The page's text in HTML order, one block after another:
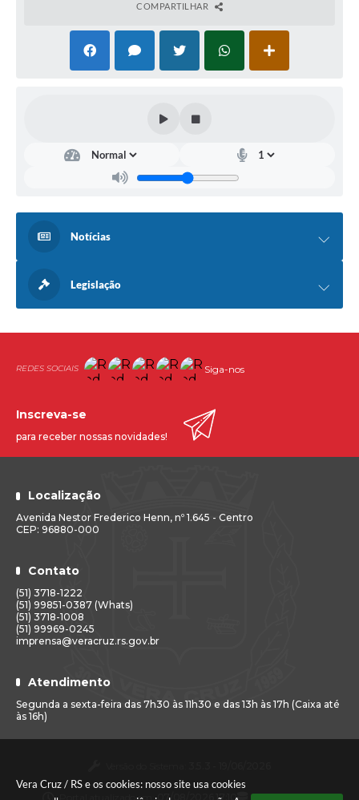
Vera Cruz / RS e os cookies: nosso site usa cookies
COMPARTILHAR
Notícias
Legislação
Siga-nos
Localização
Avenida Nestor Frederico Henn, nº 1.645 - Centro
CEP: 96880-000
Contato
(51) 3718-1222
(51) 99851-0387 (Whats)
(51) 3718-1008
(51) 99969-0245
imprensa@veracruz.rs.gov.br
Atendimento
Segunda a sexta-feira das 7h30 às 11h30 e das 13h às 17h (Caixa até
às 16h)
Inscreva-se
para receber nossas novidades!